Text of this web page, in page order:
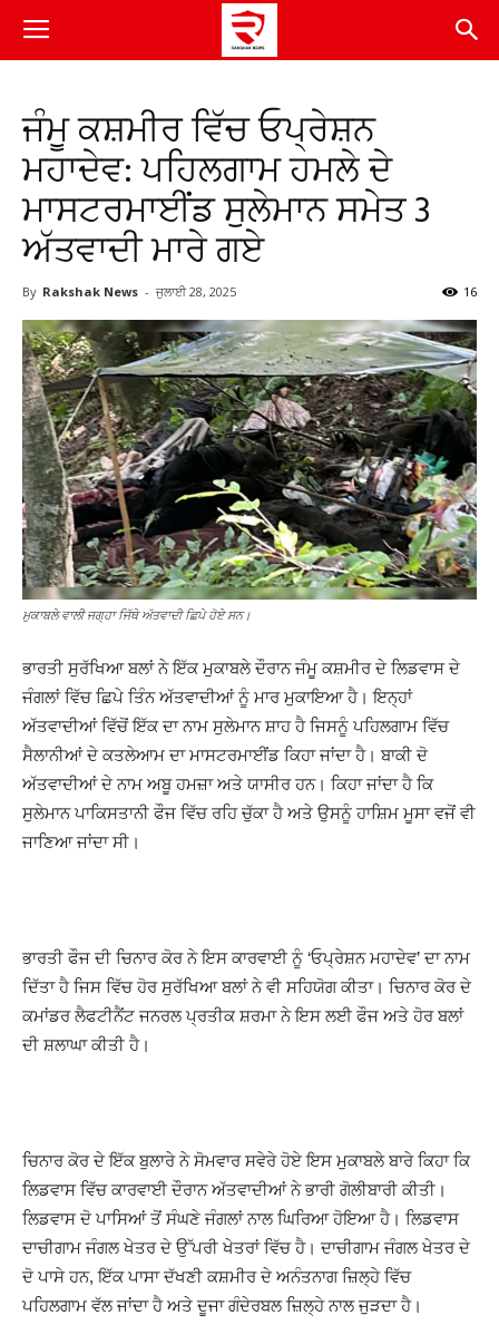
ਜੰਮੂ ਕਸ਼ਮੀਰ ਵਿੱਚ ਓਪ੍ਰੇਸ਼ਨ
ਮਹਾਦੇਵ: ਪਹਿਲਗਾਮ ਹਮਲੇ ਦੇ
ਮਾਸਟਰਮਾਈਂਡ ਸੁਲੇਮਾਨ ਸਮੇਤ 3
ਅੱਤਵਾਦੀ ਮਾਰੇ ਗਏ
By Rakshak News - ਜੁਲਾਈ 28, 2025 16
ਮੁਕਾਬਲੇ ਵਾਲੀ ਜਗ੍ਹਾ ਜਿੱਥੇ ਅੱਤਵਾਦੀ ਛਿਪੇ ਹੋਏ ਸਨ।
ਭਾਰਤੀ ਸੁਰੱਖਿਆ ਬਲਾਂ ਨੇ ਇੱਕ ਮੁਕਾਬਲੇ ਦੌਰਾਨ ਜੰਮੂ ਕਸ਼ਮੀਰ ਦੇ ਲਿਡਵਾਸ ਦੇ
ਜੰਗਲਾਂ ਵਿੱਚ ਛਿਪੇ ਤਿੰਨ ਅੱਤਵਾਦੀਆਂ ਨੂੰ ਮਾਰ ਮੁਕਾਇਆ ਹੈ। ਇਨ੍ਹਾਂ
ਅੱਤਵਾਦੀਆਂ ਵਿੱਚੋਂ ਇੱਕ ਦਾ ਨਾਮ ਸੁਲੇਮਾਨ ਸ਼ਾਹ ਹੈ ਜਿਸਨੂੰ ਪਹਿਲਗਾਮ ਵਿੱਚ
ਸੈਲਾਨੀਆਂ ਦੇ ਕਤਲੇਆਮ ਦਾ ਮਾਸਟਰਮਾਈਂਡ ਕਿਹਾ ਜਾਂਦਾ ਹੈ। ਬਾਕੀ ਦੋ
ਅੱਤਵਾਦੀਆਂ ਦੇ ਨਾਮ ਅਬੂ ਹਮਜ਼ਾ ਅਤੇ ਯਾਸੀਰ ਹਨ। ਕਿਹਾ ਜਾਂਦਾ ਹੈ ਕਿ
ਸੁਲੇਮਾਨ ਪਾਕਿਸਤਾਨੀ ਫੌਜ ਵਿੱਚ ਰਹਿ ਚੁੱਕਾ ਹੈ ਅਤੇ ਉਸਨੂੰ ਹਾਸ਼ਿਮ ਮੂਸਾ ਵਜੋਂ ਵੀ
ਜਾਣਿਆ ਜਾਂਦਾ ਸੀ।
ਭਾਰਤੀ ਫੌਜ ਦੀ ਚਿਨਾਰ ਕੋਰ ਨੇ ਇਸ ਕਾਰਵਾਈ ਨੂੰ ‘ਓਪ੍ਰੇਸ਼ਨ ਮਹਾਦੇਵ’ ਦਾ ਨਾਮ
ਦਿੱਤਾ ਹੈ ਜਿਸ ਵਿੱਚ ਹੋਰ ਸੁਰੱਖਿਆ ਬਲਾਂ ਨੇ ਵੀ ਸਹਿਯੋਗ ਕੀਤਾ। ਚਿਨਾਰ ਕੋਰ ਦੇ
ਕਮਾਂਡਰ ਲੈਫਟੀਨੈਂਟ ਜਨਰਲ ਪ੍ਰਤੀਕ ਸ਼ਰਮਾ ਨੇ ਇਸ ਲਈ ਫੌਜ ਅਤੇ ਹੋਰ ਬਲਾਂ
ਦੀ ਸ਼ਲਾਘਾ ਕੀਤੀ ਹੈ।
ਚਿਨਾਰ ਕੋਰ ਦੇ ਇੱਕ ਬੁਲਾਰੇ ਨੇ ਸੋਮਵਾਰ ਸਵੇਰੇ ਹੋਏ ਇਸ ਮੁਕਾਬਲੇ ਬਾਰੇ ਕਿਹਾ ਕਿ
ਲਿਡਵਾਸ ਵਿੱਚ ਕਾਰਵਾਈ ਦੌਰਾਨ ਅੱਤਵਾਦੀਆਂ ਨੇ ਭਾਰੀ ਗੋਲੀਬਾਰੀ ਕੀਤੀ।
ਲਿਡਵਾਸ ਦੋ ਪਾਸਿਆਂ ਤੋਂ ਸੰਘਣੇ ਜੰਗਲਾਂ ਨਾਲ ਘਿਰਿਆ ਹੋਇਆ ਹੈ। ਲਿਡਵਾਸ
ਦਾਚੀਗਾਮ ਜੰਗਲ ਖੇਤਰ ਦੇ ਉੱਪਰੀ ਖੇਤਰਾਂ ਵਿੱਚ ਹੈ। ਦਾਚੀਗਾਮ ਜੰਗਲ ਖੇਤਰ ਦੇ
ਦੋ ਪਾਸੇ ਹਨ, ਇੱਕ ਪਾਸਾ ਦੱਖਣੀ ਕਸ਼ਮੀਰ ਦੇ ਅਨੰਤਨਾਗ ਜ਼ਿਲ੍ਹੇ ਵਿੱਚ
ਪਹਿਲਗਾਮ ਵੱਲ ਜਾਂਦਾ ਹੈ ਅਤੇ ਦੂਜਾ ਗੰਦੇਰਬਲ ਜ਼ਿਲ੍ਹੇ ਨਾਲ ਜੁੜਦਾ ਹੈ।